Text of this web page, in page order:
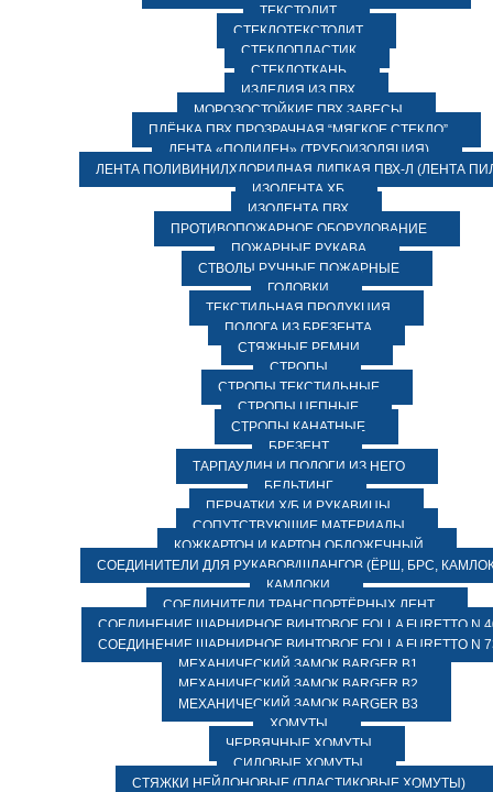
ТЕКСТОЛИТ
СТЕКЛОТЕКСТОЛИТ
СТЕКЛОПЛАСТИК
СТЕКЛОТКАНЬ
ИЗДЕЛИЯ ИЗ ПВХ
МОРОЗОСТОЙКИЕ ПВХ ЗАВЕСЫ
ПЛЁНКА ПВХ ПРОЗРАЧНАЯ “МЯГКОЕ СТЕКЛО”
ЛЕНТА «ПОЛИЛЕН» (ТРУБОИЗОЛЯЦИЯ)
ЛЕНТА ПОЛИВИНИЛХЛОРИДНАЯ ЛИПКАЯ ПВХ-Л (ЛЕНТА
ИЗОЛЕНТА ХБ
ИЗОЛЕНТА ПВХ
ПРОТИВОПОЖАРНОЕ ОБОРУДОВАНИЕ
ПОЖАРНЫЕ РУКАВА
СТВОЛЫ РУЧНЫЕ ПОЖАРНЫЕ
ГОЛОВКИ
ТЕКСТИЛЬНАЯ ПРОДУКЦИЯ
ПОЛОГА ИЗ БРЕЗЕНТА
СТЯЖНЫЕ РЕМНИ
СТРОПЫ
СТРОПЫ ТЕКСТИЛЬНЫЕ
СТРОПЫ ЦЕПНЫЕ
СТРОПЫ КАНАТНЫЕ
БРЕЗЕНТ
ТАРПАУЛИН И ПОЛОГИ ИЗ НЕГО
БЕЛЬТИНГ
ПЕРЧАТКИ Х/Б И РУКАВИЦЫ
СОПУТСТВУЮЩИЕ МАТЕРИАЛЫ
КОЖКАРТОН И КАРТОН ОБЛОЖЕЧНЫЙ
СОЕДИНИТЕЛИ ДЛЯ РУКАВОВ/ШЛАНГОВ (ЁРШ, БРС,
КАМЛОКИ
СОЕДИНИТЕЛИ ТРАНСПОРТЁРНЫХ ЛЕНТ
СОЕДИНЕНИЕ ШАРНИРНОЕ ВИНТОВОЕ FOLLA FURETTO N
СОЕДИНЕНИЕ ШАРНИРНОЕ ВИНТОВОЕ FOLLA FURETTO N
МЕХАНИЧЕСКИЙ ЗАМОК BARGER B1
МЕХАНИЧЕСКИЙ ЗАМОК BARGER B2
МЕХАНИЧЕСКИЙ ЗАМОК BARGER B3
ХОМУТЫ
ЧЕРВЯЧНЫЕ ХОМУТЫ
СИЛОВЫЕ ХОМУТЫ
СТЯЖКИ НЕЙЛОНОВЫЕ (ПЛАСТИКОВЫЕ ХОМУТЫ)